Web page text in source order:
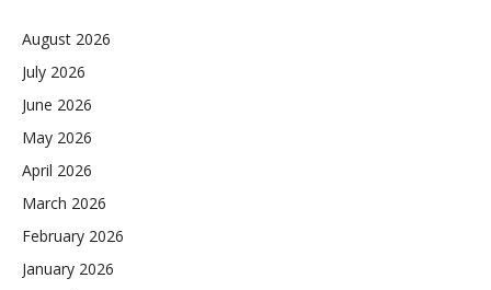
August 2026
July 2026
June 2026
May 2026
April 2026
March 2026
February 2026
January 2026